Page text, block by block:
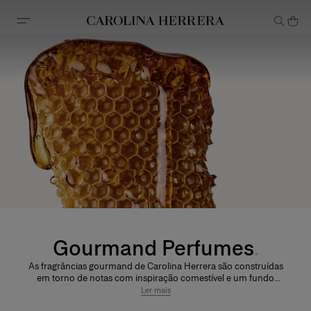
Declaração de acessibilidade
Gourmand Perfumes
As fragrâncias gourmand de Carolina Herrera são construídas
em torno de notas com inspiração comestível e um fundo
quente e de longa duração. Em nossa coleção, as assinaturas
Ler mais